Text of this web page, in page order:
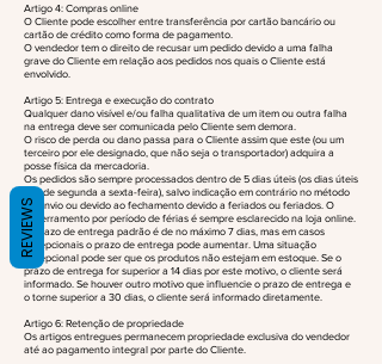
Artigo 4: Compras online
O Cliente pode escolher entre transferência por cartão bancário ou
cartão de crédito como forma de pagamento.
O vendedor tem o direito de recusar um pedido devido a uma falha
grave do Cliente em relação aos pedidos nos quais o Cliente está
envolvido.
Artigo 5: Entrega e execução do contrato
Qualquer dano visível e/ou falha qualitativa de um item ou outra falha
na entrega deve ser comunicada pelo Cliente sem demora.
O risco de perda ou dano passa para o Cliente assim que este (ou um
terceiro por ele designado, que não seja o transportador) adquira a
posse física da mercadoria.
Os pedidos são sempre processados dentro de 5 dias úteis (os dias úteis
são de segunda a sexta-feira), salvo indicação em contrário no método
de envio ou devido ao fechamento devido a feriados ou feriados. O
encerramento por período de férias é sempre esclarecido na loja online.
O prazo de entrega padrão é de no máximo 7 dias, mas em casos
excepcionais o prazo de entrega pode aumentar. Uma situação
excepcional pode ser que os produtos não estejam em estoque. Se o
prazo de entrega for superior a 14 dias por este motivo, o cliente será
informado. Se houver outro motivo que influencie o prazo de entrega e
o torne superior a 30 dias, o cliente será informado diretamente.
Artigo 6: Retenção de propriedade
Os artigos entregues permanecem propriedade exclusiva do vendedor
até ao pagamento integral por parte do Cliente.
REVIEWS